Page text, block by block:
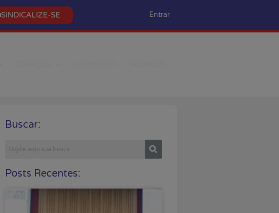
SINDICALIZE-SE Entrar
Buscar:
Posts Recentes: